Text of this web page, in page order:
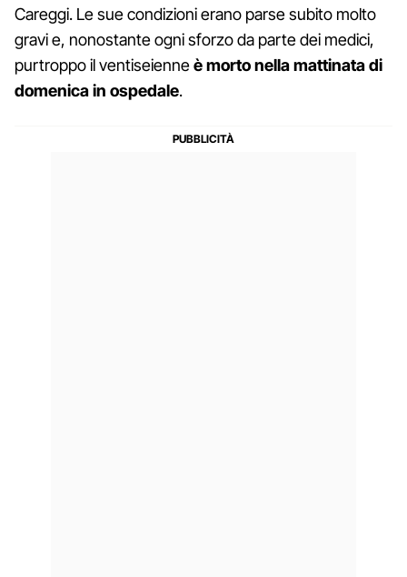
Careggi. Le sue condizioni erano parse subito molto
gravi e, nonostante ogni sforzo da parte dei medici,
purtroppo il ventiseienneè morto nella mattinata di
domenica in ospedale.